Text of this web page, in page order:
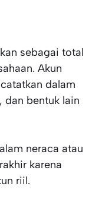
sebagai total
Akun
dalam
dan bentuk lain
neraca atau
karena
riil.